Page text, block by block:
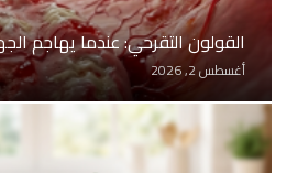
القولون التقرحي: عندما يهاجم
أغسطس 2, 2026